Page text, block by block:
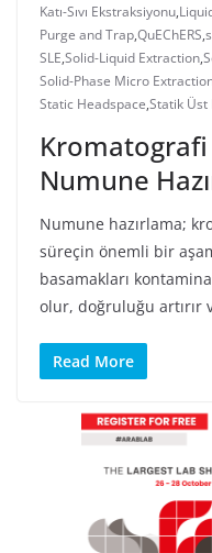
Katı-Sıvı Ekstraksiyonu,
Purge and Trap,QuEChERS,
SLE,Solid-Liquid Extraction,
Solid-Phase Micro
Static Headspace,Statik Üst
Numune
Numune hazırlama;
süreçin önemli bir
basamakları
olur, doğruluğu artırır
Read More